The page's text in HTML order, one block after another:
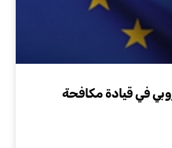
في قيادة مكافحة